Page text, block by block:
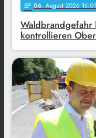
notes 06. August 2026 16:01
kontrollieren